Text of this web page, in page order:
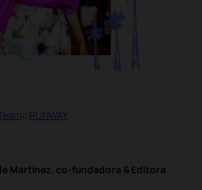
RUNWAY
Martinez, co-fundadora & Editora